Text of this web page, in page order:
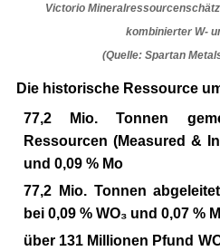
Victorio
kombinierter W-
(Quelle: Spartan
Die historische Ressource
77,2 Mio. Tonnen
Ressourcen (Measured &
und 0,09 % Mo
77,2 Mio. Tonnen
bei 0,09 % WO₃ und 0,07 %
über 131 Millionen Pfund